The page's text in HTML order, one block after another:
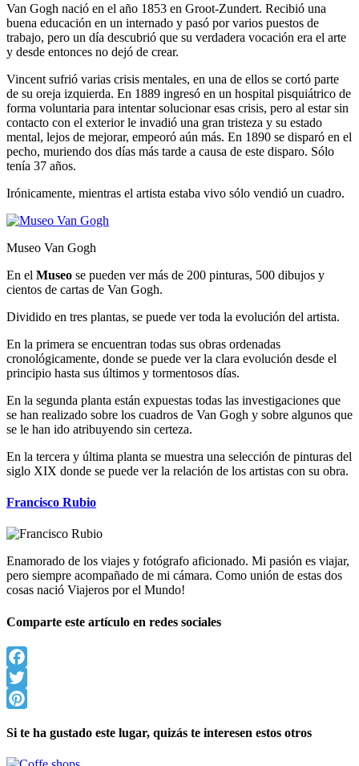
Van Gogh nació en el año 1853 en Groot-Zundert. Recibió una
buena educación en un internado y pasó por varios puestos de
trabajo, pero un día descubrió que su verdadera vocación era el arte
y desde entonces no dejó de crear.
Vincent sufrió varias crisis mentales, en una de ellos se cortó parte
de su oreja izquierda. En 1889 ingresó en un hospital pisquiátrico de
forma voluntaria para intentar solucionar esas crisis, pero al estar sin
contacto con el exterior le invadió una gran tristeza y su estado
mental, lejos de mejorar, empeoró aún más. En 1890 se disparó en el
pecho, muriendo dos días más tarde a causa de este disparo. Sólo
tenía 37 años.
Irónicamente, mientras el artista estaba vivo sólo vendió un cuadro.
Museo Van Gogh
En el Museo se pueden ver más de 200 pinturas, 500 dibujos y
cientos de cartas de Van Gogh.
Dividido en tres plantas, se puede ver toda la evolución del artista.
En la primera se encuentran todas sus obras ordenadas
cronológicamente, donde se puede ver la clara evolución desde el
principio hasta sus últimos y tormentosos días.
En la segunda planta están expuestas todas las investigaciones que
se han realizado sobre los cuadros de Van Gogh y sobre algunos que
se le han ido atribuyendo sin certeza.
En la tercera y última planta se muestra una selección de pinturas del
siglo XIX donde se puede ver la relación de los artistas con su obra.
Francisco Rubio
Enamorado de los viajes y fotógrafo aficionado. Mi pasión es viajar,
pero siempre acompañado de mi cámara. Como unión de estas dos
cosas nació Viajeros por el Mundo!
Comparte este artículo en redes sociales
Facebook
Twitter
Si te ha gustado este lugar, quizás te interesen estos otros